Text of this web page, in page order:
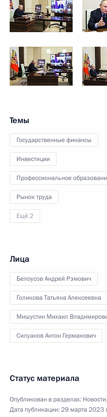
Темы
Государственные финансы
Инвестиции
Профессиональное
Рынок труда
Ещё 2
Лица
Белоусов Андрей Рэмович
Голикова Татьяна Алексеевна
Мишустин Михаил
Силуанов Антон Германович
Статус материала
Опубликован в разделах: Новости,
Дата публикации:29 марта 2023